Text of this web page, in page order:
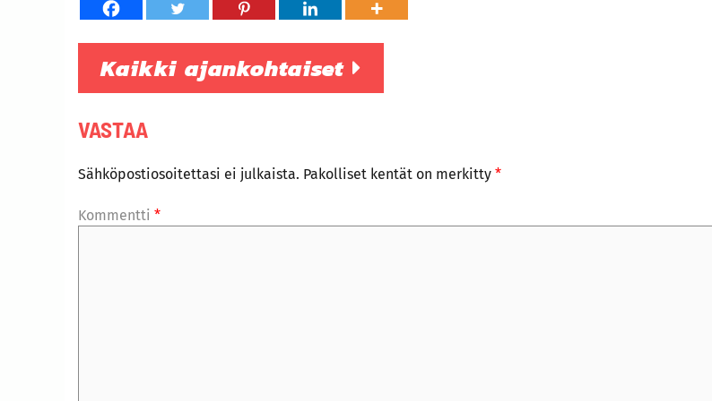
Kaikki ajankohtaiset
VASTAA
Sähköpostiosoitettasi ei julkaista. Pakolliset kentät on merkitty *
Kommentti *